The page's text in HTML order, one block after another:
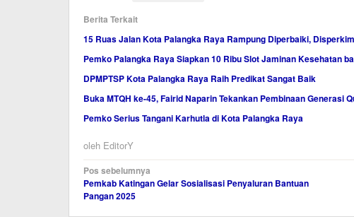
Berita Terkait
15 Ruas Jalan Kota Palangka Raya Rampung Diperbaiki,
Pemko Palangka Raya Siapkan 10 Ribu Slot Jaminan Kesehatan
DPMPTSP Kota Palangka Raya Raih Predikat Sangat Baik
Buka MTQH ke-45, Fairid Naparin Tekankan Pembinaan Generasi
Pemko Serius Tangani Karhutla di Kota Palangka Raya
oleh EditorY
Navigasi
pos
Pos sebelumnya
Pemkab Katingan Gelar Sosialisasi Penyaluran Bantuan
Pangan 2025